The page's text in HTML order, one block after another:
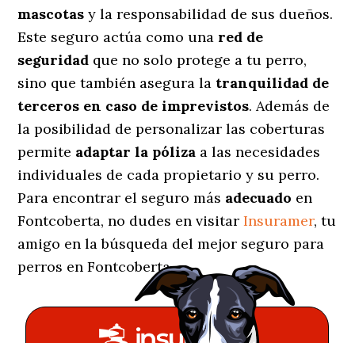
mascotas y la responsabilidad de sus dueños.
Este seguro actúa como una red de
seguridad que no solo protege a tu perro,
sino que también asegura la tranquilidad de
terceros en caso de imprevistos. Además de
la posibilidad de personalizar las coberturas
permite adaptar la póliza a las necesidades
individuales de cada propietario y su perro.
Para encontrar el seguro más adecuado en
Fontcoberta, no dudes en visitarInsuramer, tu
amigo en la búsqueda del mejor seguro para
perros en Fontcoberta.